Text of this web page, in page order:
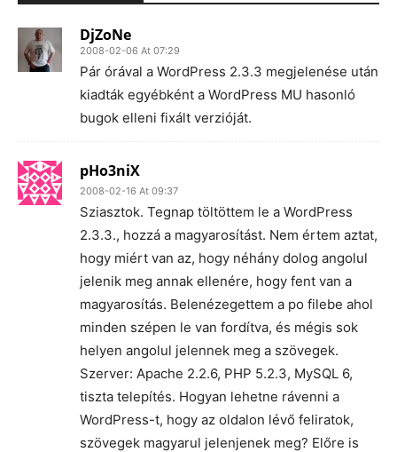
DjZoNe
2008-02-06 At 07:29
Pár órával a WordPress 2.3.3 megjelenése után
kiadták egyébként a WordPress MU hasonló
bugok elleni fixált verzióját.
pHo3niX
2008-02-16 At 09:37
Sziasztok. Tegnap töltöttem le a WordPress
2.3.3., hozzá a magyarosítást. Nem értem aztat,
hogy miért van az, hogy néhány dolog angolul
jelenik meg annak ellenére, hogy fent van a
magyarosítás. Belenézegettem a po filebe ahol
minden szépen le van fordítva, és mégis sok
helyen angolul jelennek meg a szövegek.
Szerver: Apache 2.2.6, PHP 5.2.3, MySQL 6,
tiszta telepítés. Hogyan lehetne rávenni a
WordPress-t, hogy az oldalon lévő feliratok,
szövegek magyarul jelenjenek meg? Előre is